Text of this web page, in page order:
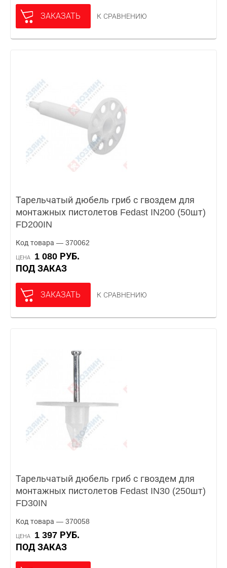
ЗАКАЗАТЬ К СРАВНЕНИЮ
Тарельчатый дюбель гриб с гвоздем для
монтажных пистолетов Fedast IN200 (50шт)
FD200IN
Код товара — 370062
ЦЕНА
1 080 РУБ.
ПОД ЗАКАЗ
ЗАКАЗАТЬ К СРАВНЕНИЮ
Тарельчатый дюбель гриб с гвоздем для
монтажных пистолетов Fedast IN30 (250шт)
FD30IN
Код товара — 370058
ЦЕНА
1 397 РУБ.
ПОД ЗАКАЗ